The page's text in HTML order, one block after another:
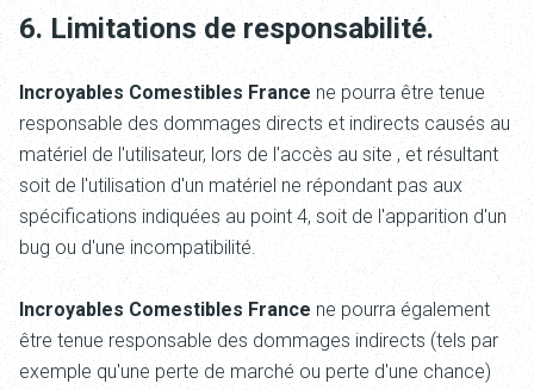
6. Limitations de responsabilité.
Incroyables Comestibles France ne pourra être tenue
responsable des dommages directs et indirects causés au
matériel de l'utilisateur, lors de l'accès au site , et résultant
soit de l'utilisation d'un matériel ne répondant pas aux
spécifications indiquées au point 4, soit de l'apparition d'un
bug ou d'une incompatibilité.
Incroyables Comestibles France ne pourra également
être tenue responsable des dommages indirects (tels par
exemple qu'une perte de marché ou perte d'une chance)